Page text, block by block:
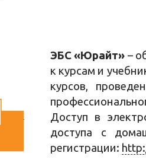
ЭБС «Юрайт» –
к курсам и
курсов,
Доступ в
доступа с
регистрации: